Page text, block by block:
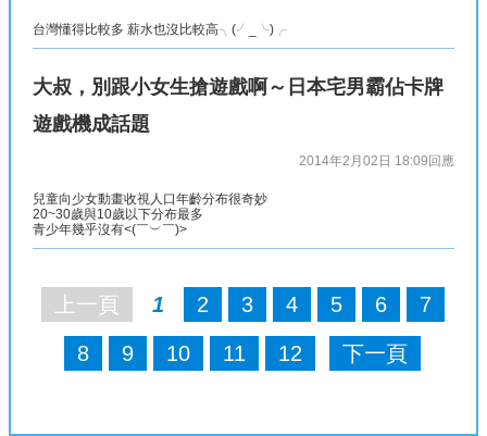
台灣懂得比較多 薪水也沒比較高╮(╯_╰)╭
大叔，別跟小女生搶遊戲啊～日本宅男霸佔卡牌
遊戲機成話題
2014年2月02日 18:09 回應
兒童向少女動畫收視人口年齡分布很奇妙
20~30歲與10歲以下分布最多
青少年幾乎沒有<(￣︶￣)>
上一頁 1 2 3 4 5 6 7
8 9 10 11 12 下一頁